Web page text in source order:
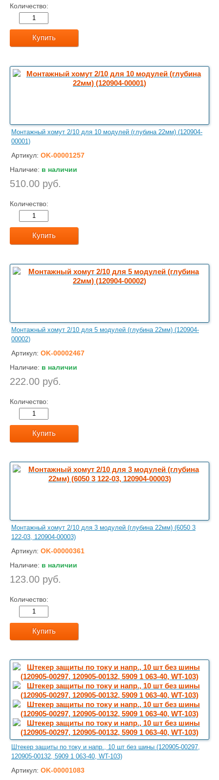
Количество:
Купить
Монтажный хомут 2/10 для 10 модулей (глубина 22мм) (120904-
00001)
Артикул: OK-00001257
Наличие: в наличии
510.00 руб.
Количество:
Купить
Монтажный хомут 2/10 для 5 модулей (глубина 22мм) (120904-
00002)
Артикул: OK-00002467
Наличие: в наличии
222.00 руб.
Количество:
Купить
Монтажный хомут 2/10 для 3 модулей (глубина 22мм) (6050 3
122-03, 120904-00003)
Артикул: OK-00000361
Наличие: в наличии
123.00 руб.
Количество:
Купить
Штекер защиты по току и напр., 10 шт без шины (120905-00297,
120905-00132, 5909 1 063-40, WT-103)
Артикул: OK-00001083